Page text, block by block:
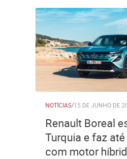
NOTÍCIAS/15 DE JUNHO DE
Renault Boreal
Turquia e faz
com motor